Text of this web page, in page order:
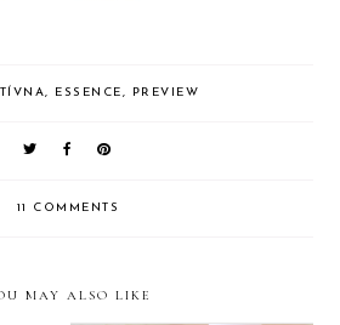
, ESSENCE, PREVIEW
11 COMMENTS
MAY ALSO LIKE